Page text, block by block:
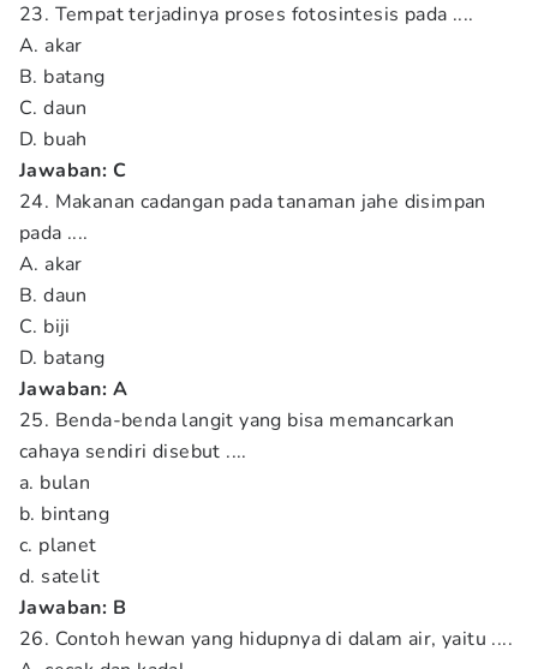
23. Tempat terjadinya proses fotosintesis pada ....
A. akar
B. batang
C. daun
D. buah
Jawaban: C
24. Makanan cadangan pada tanaman jahe disimpan
pada ....
A. akar
B. daun
C. biji
D. batang
Jawaban: A
25. Benda-benda langit yang bisa memancarkan
cahaya sendiri disebut ....
a. bulan
b. bintang
c. planet
d. satelit
Jawaban: B
26. Contoh hewan yang hidupnya di dalam air, yaitu ....